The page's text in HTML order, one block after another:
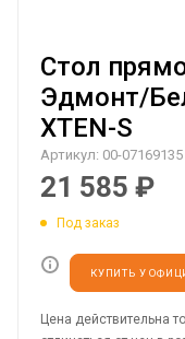
Стол
Эдмонт/
XTEN-S
Артикул: 00-07169135
21 585 ₽
Под заказ
КУПИТЬ У
Цена действительна